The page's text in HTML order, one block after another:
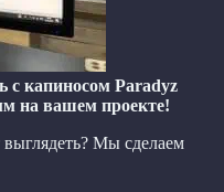
с капиносом Paradyz
на вашем проекте!
выглядеть? Мы сделаем